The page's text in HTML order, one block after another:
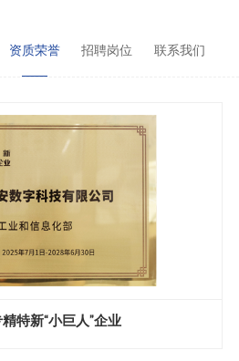
资质荣誉 招聘岗位 联系我们
特新“小巨人”企业